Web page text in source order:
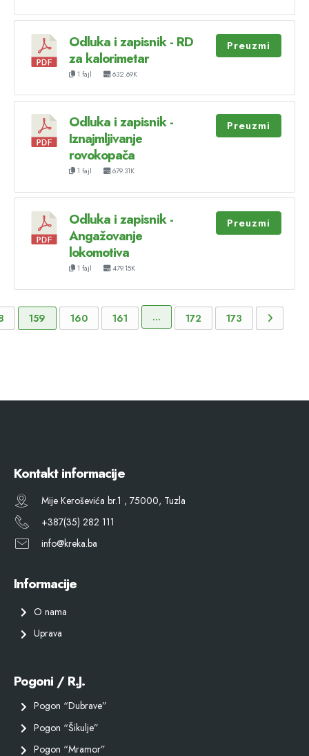
Odluka i zapisnik - RD
za kalorimetar
1 fajl 632.69K
Preuzmi
Odluka i zapisnik -
Iznajmljivanje
rovokopača
1 fajl 679.31K
Preuzmi
Odluka i zapisnik -
Angažovanje
lokomotiva
1 fajl 479.15K
Preuzmi
159 160 161 … 172 173
Kontakt informacije
Mije Keroševića br.1 , 75000, Tuzla
+387(35) 282 111
info@kreka.ba
Informacije
O nama
Uprava
Pogoni / R.J.
Pogon “Dubrave”
Pogon “Šikulje”
Pogon “Mramor”